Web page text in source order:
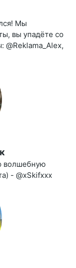
Мы
вы упадёте со
@Reklama_Alex,
волшебную
- @xSkifxxx